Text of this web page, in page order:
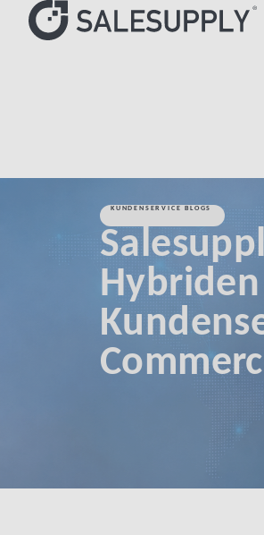
KUNDENSERVICE BLOGS
Hybriden